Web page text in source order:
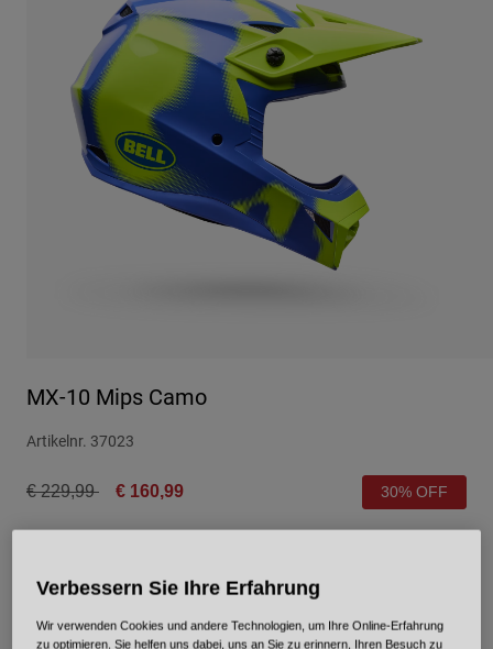
Jets
Motocross
Adventure
Retro
Road & Gravel
Urban
BMX
Ersatzteile
MX-10 Mips Camo
Artikelnr. 37023
Price reduced from
€ 229,99to € 160,99 30% OFF
Farben -Fluoreszierendes Gelb
Verbessern Sie Ihre Erfahrung
Wir verwenden Cookies und andere Technologien, um Ihre Online-Erfahrung
zu optimieren. Sie helfen uns dabei, uns an Sie zu erinnern, Ihren Besuch zu